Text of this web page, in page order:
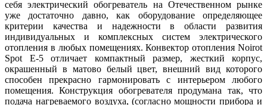
себя электрический обогреватель на Отечественном рынке
уже достаточно давно, как оборудование определяющее
критерии качества и надежности в области развития
индивидуальных и комплексных систем электрического
отопления в любых помещениях. Конвектор отопления Noirot
Spot E-5 отличает компактный размер, жесткий корпус,
окрашенный в матово белый цвет, внешний вид которого
способен прекрасно гармонировать с интерьером любого
помещения. Конструкция обогревателя продумана так, что
подача нагреваемого воздуха, (согласно мощности прибора и